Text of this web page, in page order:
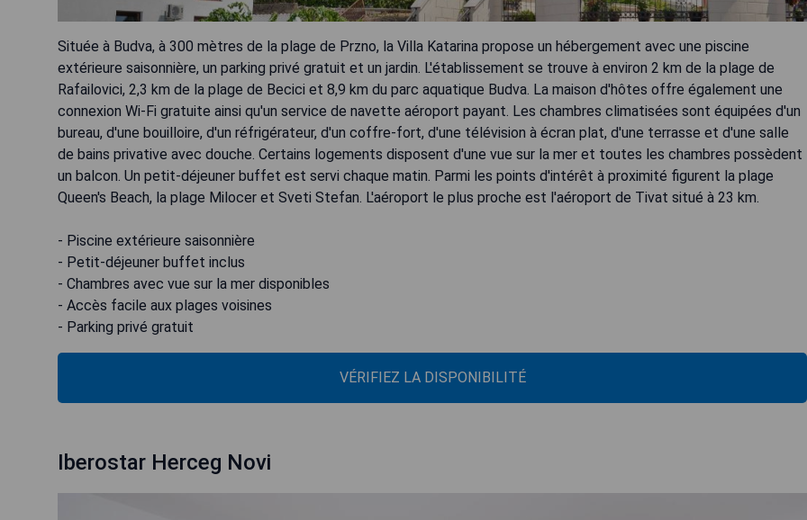
Située à Budva, à 300 mètres de la plage de Przno, la Villa Katarina propose un hébergement avec une piscine
extérieure saisonnière, un parking privé gratuit et un jardin. L'établissement se trouve à environ 2 km de la plage de
Rafailovici, 2,3 km de la plage de Becici et 8,9 km du parc aquatique Budva. La maison d'hôtes offre également une
connexion Wi-Fi gratuite ainsi qu'un service de navette aéroport payant. Les chambres climatisées sont équipées d'un
bureau, d'une bouilloire, d'un réfrigérateur, d'un coffre-fort, d'une télévision à écran plat, d'une terrasse et d'une salle
de bains privative avec douche. Certains logements disposent d'une vue sur la mer et toutes les chambres possèdent
un balcon. Un petit-déjeuner buffet est servi chaque matin. Parmi les points d'intérêt à proximité figurent la plage
Queen's Beach, la plage Milocer et Sveti Stefan. L'aéroport le plus proche est l'aéroport de Tivat situé à 23 km.
- Piscine extérieure saisonnière
- Petit-déjeuner buffet inclus
- Chambres avec vue sur la mer disponibles
- Accès facile aux plages voisines
- Parking privé gratuit
VÉRIFIEZ LA DISPONIBILITÉ
Iberostar Herceg Novi